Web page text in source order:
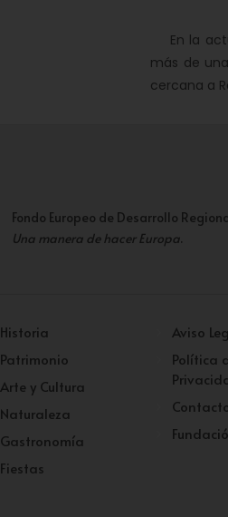
En la
más de
cercana a
Fondo Europeo de Desarrollo
Una manera de hacer Europa.
Historia
Patrimonio
Arte y Cultura
Naturaleza
Gastronomía
Fiestas
Aviso
Política